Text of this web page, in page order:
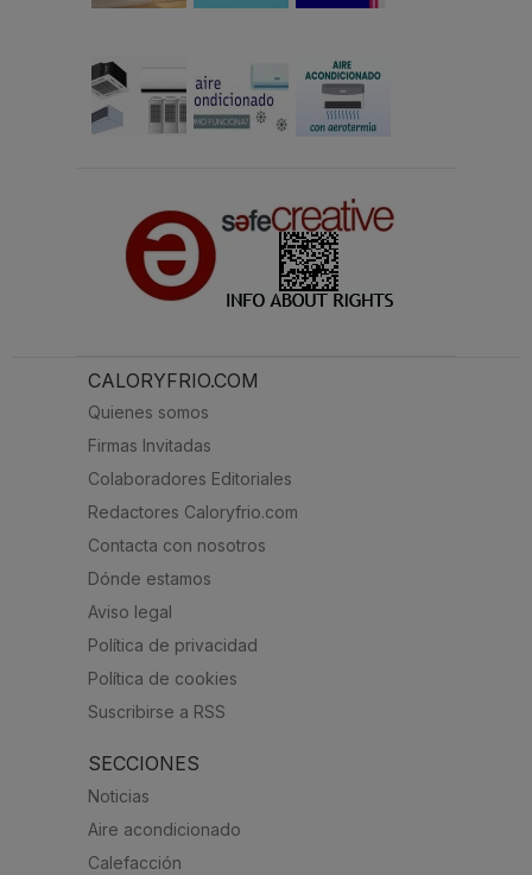
CALORYFRIO.COM
Quienes somos
Firmas Invitadas
Colaboradores Editoriales
Redactores Caloryfrio.com
Contacta con nosotros
Dónde estamos
Aviso legal
Política de privacidad
Política de cookies
Suscribirse a RSS
SECCIONES
Noticias
Aire acondicionado
Calefacción